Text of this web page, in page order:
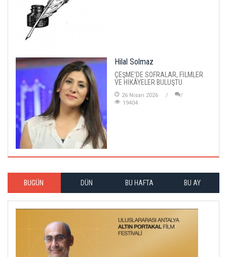
Hilal Solmaz
ÇEŞME'DE SOFRALAR, FİLMLER
VE HİKÂYELER BULUŞTU
26 Nisan 2026
19404
BUGÜN DÜN BU HAFTA BU AY